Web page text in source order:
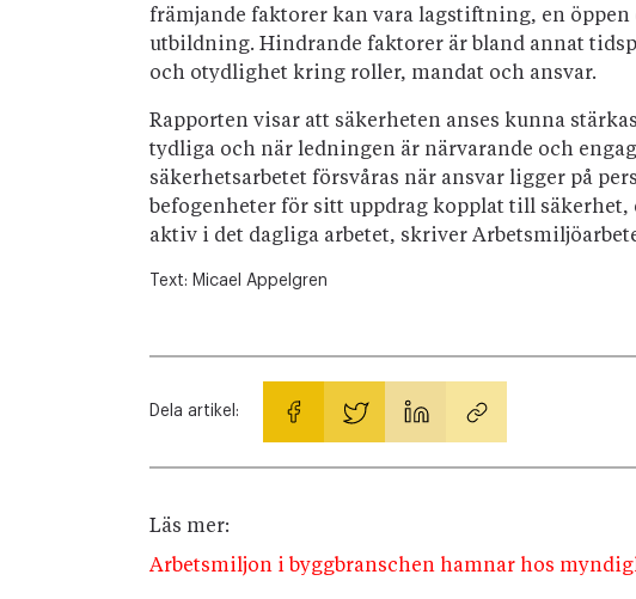
främjande faktorer kan vara lagstiftning, en
utbildning. Hindrande faktorer är bland annat
och otydlighet kring roller, mandat och ansvar.
Rapporten visar att säkerheten anses kunna
tydliga och när ledningen är närvarande och
säkerhetsarbetet försvåras när ansvar ligger på
befogenheter för sitt uppdrag kopplat till
aktiv i det dagliga arbetet, skriver
Text: Micael Appelgren
Dela artikel:
Läs mer:
Arbetsmiljon i byggbranschen hamnar hos